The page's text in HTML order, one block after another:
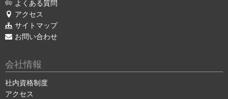
よくある質問
アクセス
サイトマップ
お問い合わせ
会社情報
社内資格制度
アクセス